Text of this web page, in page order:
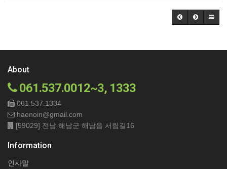
About
061.537.0012~3, 1333
061.537.1334
haenoin@gmail.com
[59029] 전남 해남군 해남읍 서림길16
Information
인사말